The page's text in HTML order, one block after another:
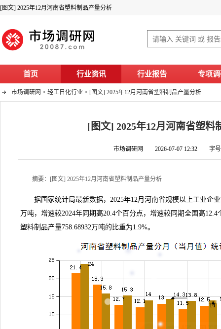
[图文] 2025年12月河南省塑料制品产量分析
首页 行业资讯 行业报告 专项
市场调研网 > 轻工日化行业 > [图文] 2025年12月河南省塑料制品产量分析
[图文] 2025年12月河南省塑料
市场调研网 2026-07-07 12:32 字
摘要：[图文] 2025年12月河南省塑料制品产量分析
据国家统计局最新数据，2025年12月河南省规模以上工业企业
万吨，增速较2024年同期高20.4个百分点，增速较同期全国高
塑料制品产量758.68932万吨的比重为1.9%。